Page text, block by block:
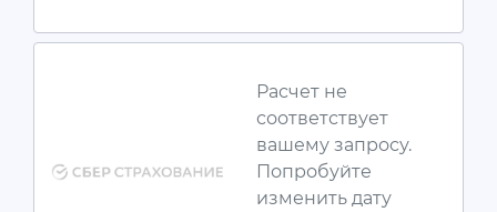
Расчет не
соответствует
вашему запросу.
Попробуйте
изменить дату